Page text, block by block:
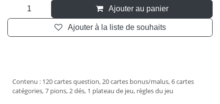
Ajouter au panier
Ajouter à la liste de souhaits
Contenu : 120 cartes question, 20 cartes bonus/malus, 6 cartes
catégories, 7 pions, 2 dés, 1 plateau de jeu, règles du jeu